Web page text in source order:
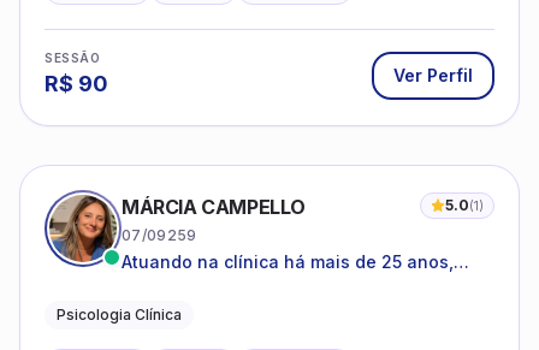
SESSÃO
R$ 90 Ver Perfil
MÁRCIA CAMPELLO 5.0(1)
07/09259
Atuando na clínica há mais de 25 anos,
estruturas, com experiência em
Psicologia Clínica